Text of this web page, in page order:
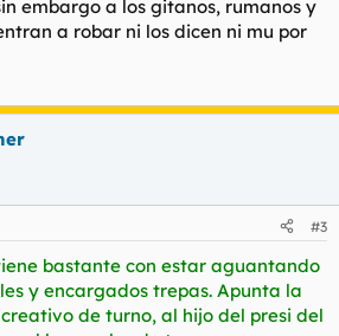
embargo a los gitanos, rumanos y
a robar ni los dicen ni mu por
#3
bastante con estar aguantando
y encargados trepas. Apunta la
de turno, al hijo del presi del